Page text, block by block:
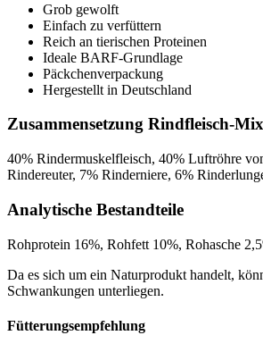
Grob gewolft
Einfach zu verfüttern
Reich an tierischen Proteinen
Ideale BARF-Grundlage
Päckchenverpackung
Hergestellt in Deutschland
Zusammensetzung Rindfleisch-
40% Rindermuskelfleisch, 40% Luftröhre
Rindereuter, 7% Rinderniere, 6%
Analytische Bestandteile
Rohprotein 16%, Rohfett 10%, Rohasche
Da es sich um ein Naturprodukt handelt,
Schwankungen unterliegen.
Fütterungsempfehlung